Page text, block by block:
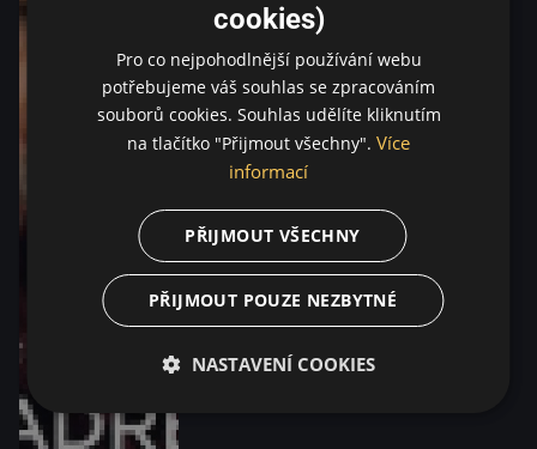
cookies)
Pro co nejpohodlnější používání webu
potřebujeme váš souhlas se zpracováním
souborů cookies. Souhlas udělíte kliknutím
na tlačítko "Přijmout všechny". Více
informací
PŘIJMOUT VŠECHNY
PŘIJMOUT POUZE NEZBYTNÉ
NASTAVENÍ COOKIES